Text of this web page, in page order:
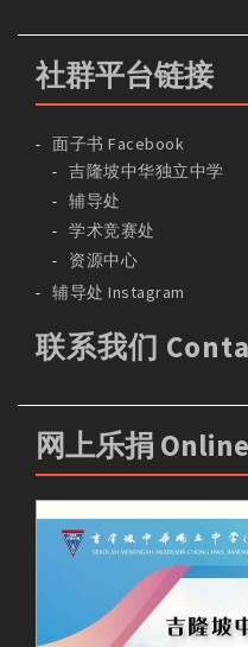
社群平台链接
面子书 Facebook
吉隆坡中华独立中学
辅导处
学术竞赛处
资源中心
辅导处 Instagram
联系我们
网上乐捐